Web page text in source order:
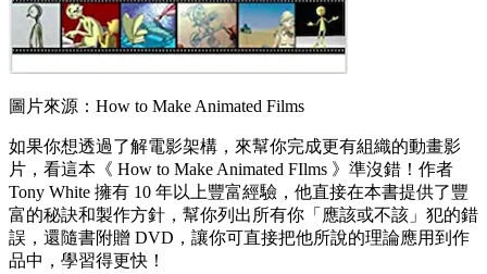
圖片來源：How to Make Animated Films
如果你想透過了解電影架構，來幫你完成更有組織的動畫影
片，看這本《 How to Make Animated FIlms 》準沒錯！作者
Tony White 擁有 10 年以上豐富經驗，他直接在本書提供了豐
富的秘訣和製作方針，幫你列出所有你「應該或不該」犯的錯
誤，還隨書附贈 DVD，讓你可直接把他所說的理論應用到作
品中，學習得更快！